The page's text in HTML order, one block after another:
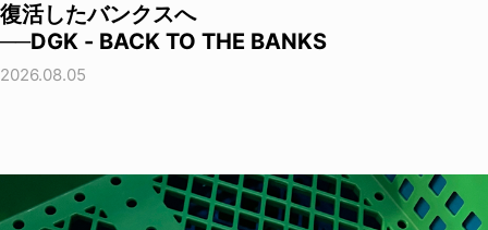
復活したバンクスへ
──DGK - BACK TO THE BANKS
2026.08.05